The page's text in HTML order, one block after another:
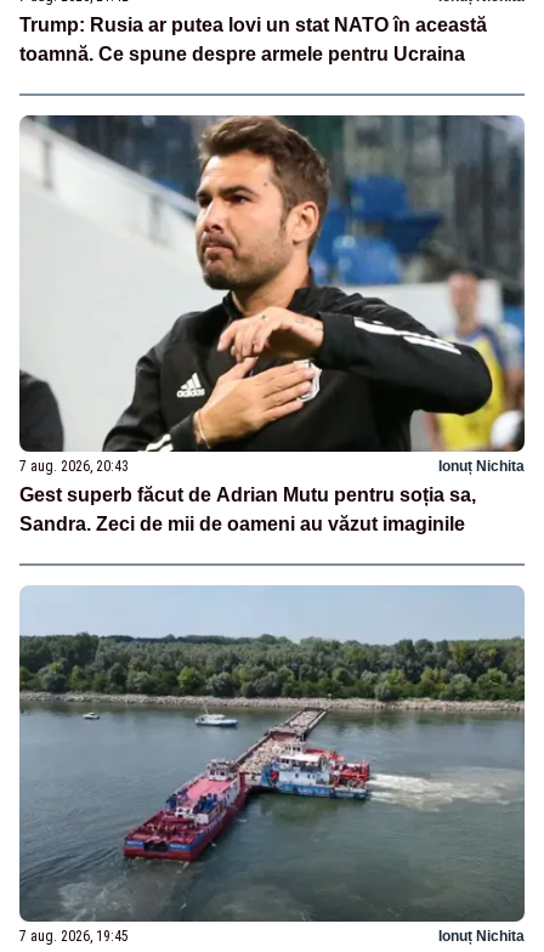
Trump: Rusia ar putea lovi un stat NATO în această
toamnă. Ce spune despre armele pentru Ucraina
7 aug. 2026, 20:43 Ionuț Nichita
Gest superb făcut de Adrian Mutu pentru soția sa,
Sandra. Zeci de mii de oameni au văzut imaginile
7 aug. 2026, 19:45 Ionuț Nichita